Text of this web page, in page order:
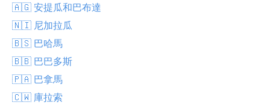
🇦🇬 安提瓜和巴布達
🇳🇮 尼加拉瓜
🇧🇸 巴哈馬
🇧🇧 巴巴多斯
🇵🇦 巴拿馬
🇨🇼 庫拉索